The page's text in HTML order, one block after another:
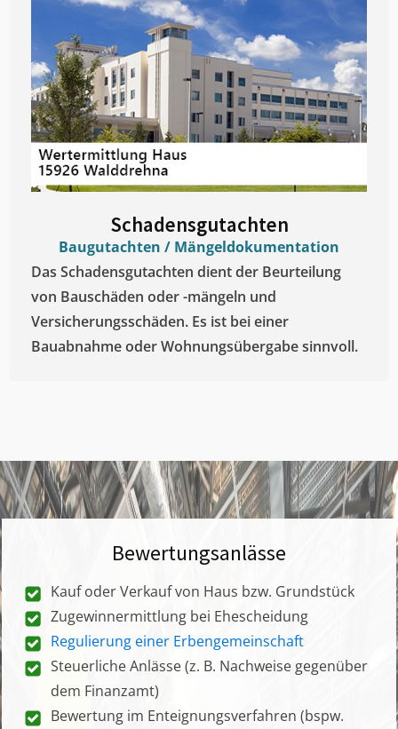
Schadensgutachten
Baugutachten / Mängeldokumentation
Das Schadensgutachten dient der Beurteilung
von Bauschäden oder -mängeln und
Versicherungsschäden. Es ist bei einer
Bauabnahme oder Wohnungsübergabe sinnvoll.
Bewertungsanlässe
Kauf oder Verkauf von Haus bzw. Grundstück
Zugewinnermittlung bei Ehescheidung
Regulierung einer Erbengemeinschaft
Steuerliche Anlässe (z. B. Nachweise gegenüber
dem Finanzamt)
Bewertung im Enteignungsverfahren (bspw.